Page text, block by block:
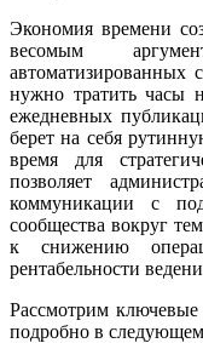
Экономия времени
весомым
автоматизированных
нужно тратить часы
ежедневных
берет на себя
время для
позволяет
коммуникации с
сообщества вокруг
к снижению
рентабельности
Рассмотрим ключевые
подробно в